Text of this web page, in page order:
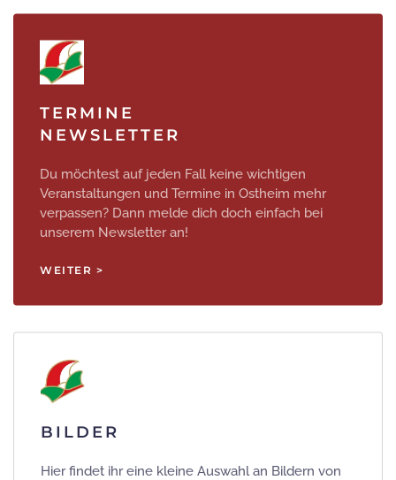
TERMINE
NEWSLETTER
Du möchtest auf jeden Fall keine wichtigen
Veranstaltungen und Termine in Ostheim mehr
verpassen? Dann melde dich doch einfach bei
unserem Newsletter an!
WEITER >
BILDER
Hier findet ihr eine kleine Auswahl an Bildern von